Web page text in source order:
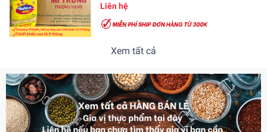
Liên hệ
Xem tất cả